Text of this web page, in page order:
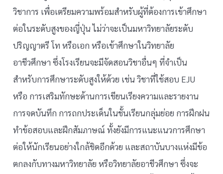
วิชาการ เพื่อเตรียมความพร้อมสำหรับผู้ที่ต้องการเข้าศึกษา
ต่อในระดับสูงของญี่ปุ่น ไม่ว่าจะเป็นมหาวิทยาลัยระดับ
ปริญญาตรี โท หรือเอก หรือเข้าศึกษาในวิทยาลัย
อาชีวศึกษา ซึ่งโรงเรียนจะมีจัดสอนวิชาอื่นๆ ที่จำเป็น
สำหรับการศึกษาระดับสูงให้ด้วย เช่น วิชาที่ใช้สอบ EJU
หรือ การเสริมทักษะด้านการเขียนเรียงความและรายงาน
การจดบันทึก การถกประเด็นในชั้นเรียนกลุ่มย่อย การฝึกฝน
ทำข้อสอบและฝึกสัมภาษณ์ ทั้งยังมีการแนะแนวการศึกษา
ต่อให้นักเรียนอย่างใกล้ชิดอีกด้วย และสถาบันบางแห่งมีข้อ
ตกลงกับทางมหาวิทยาลัย หรือวิทยาลัยอาชีวศึกษา ซึ่งจะ